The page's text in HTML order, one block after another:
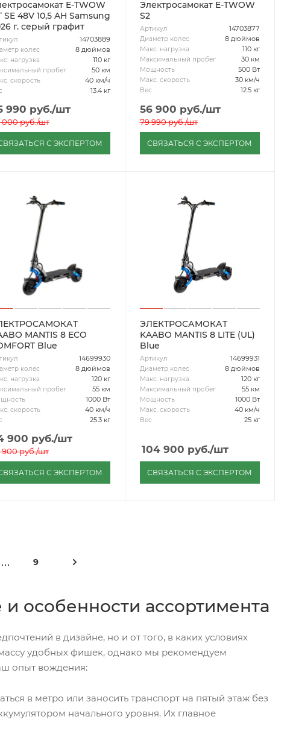
E-TWOW
SE 48V 10,5 AH Samsung
г. серый графит
14703889
колес 8 дюймов
нагрузка 110 кг
пробег 50 км
скорость 40 км/ч
13.4 кг
990 руб./шт
000руб./шт
С ЭКСПЕРТОМ
Электросамокат E-TWOW
S2
Артикул 14703877
Диаметр колес 8 дюймов
Макс. нагрузка 110 кг
Максимальный пробег 30 км
Мощность 500 Вт
Макс. скорость 30 км/ч
Вес 12.5 кг
56 900 руб./шт
79 990руб./шт
СВЯЗАТЬСЯ С ЭКСПЕРТОМ
MANTIS 8 ECO
Blue
14699930
колес 8 дюймов
нагрузка 120 кг
пробег 55 км
1000 Вт
скорость 40 км/ч
25.3 кг
900 руб./шт
900руб./шт
С ЭКСПЕРТОМ
ЭЛЕКТРОСАМОКАТ
KAABO MANTIS 8 LITE (UL)
Blue
Артикул 14699931
Диаметр колес 8 дюймов
Макс. нагрузка 120 кг
Максимальный пробег 55 км
Мощность 1000 Вт
Макс. скорость 40 км/ч
Вес 25 кг
104 900 руб./шт
СВЯЗАТЬСЯ С ЭКСПЕРТОМ
9
особенности ассортимента
в дизайне, но и от того, в каких условиях
удобных фишек, однако мы рекомендуем
опыт вождения:
в метро или заносить транспорт на пятый этаж без
начального уровня. Их главное